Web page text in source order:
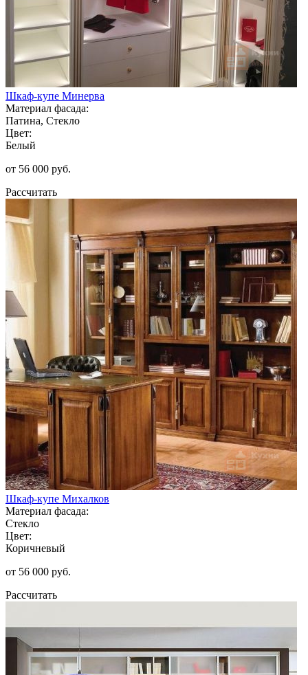
Шкаф-купе Минерва
Материал фасада:
Патина, Стекло
Цвет:
Белый
от 56 000 руб.
Рассчитать
Шкаф-купе Михалков
Материал фасада:
Стекло
Цвет:
Коричневый
от 56 000 руб.
Рассчитать